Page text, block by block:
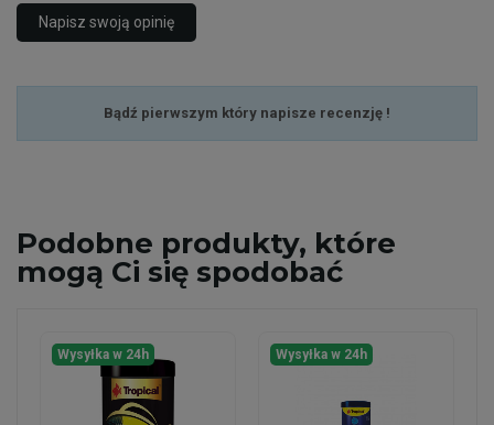
Napisz swoją opinię
Bądź pierwszym który napisze recenzję !
Podobne produkty, które
mogą Ci się spodobać
Wysyłka w 24h Wysyłka w 24h